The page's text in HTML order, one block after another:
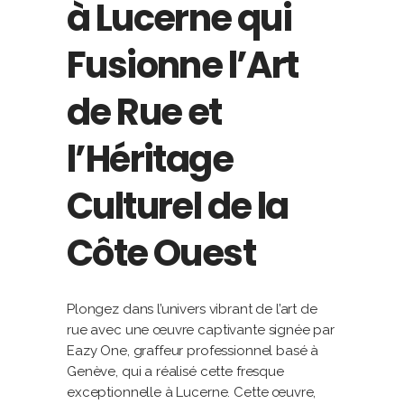
à Lucerne qui
Fusionne l’Art
de Rue et
l’Héritage
Culturel de la
Côte Ouest
Plongez dans l’univers vibrant de l’art de
rue avec une œuvre captivante signée par
Eazy One, graffeur professionnel basé à
Genève, qui a réalisé cette fresque
exceptionnelle à Lucerne. Cette œuvre,